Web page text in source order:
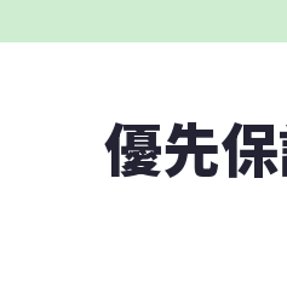
優先